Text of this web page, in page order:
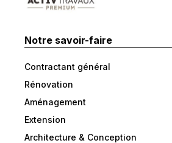
Notre savoir-faire
Contractant général
Rénovation
Aménagement
Extension
Architecture & Conception